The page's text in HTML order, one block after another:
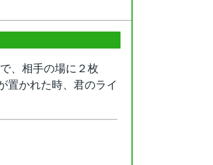
、相手の場に２枚
置かれた時、君のライ